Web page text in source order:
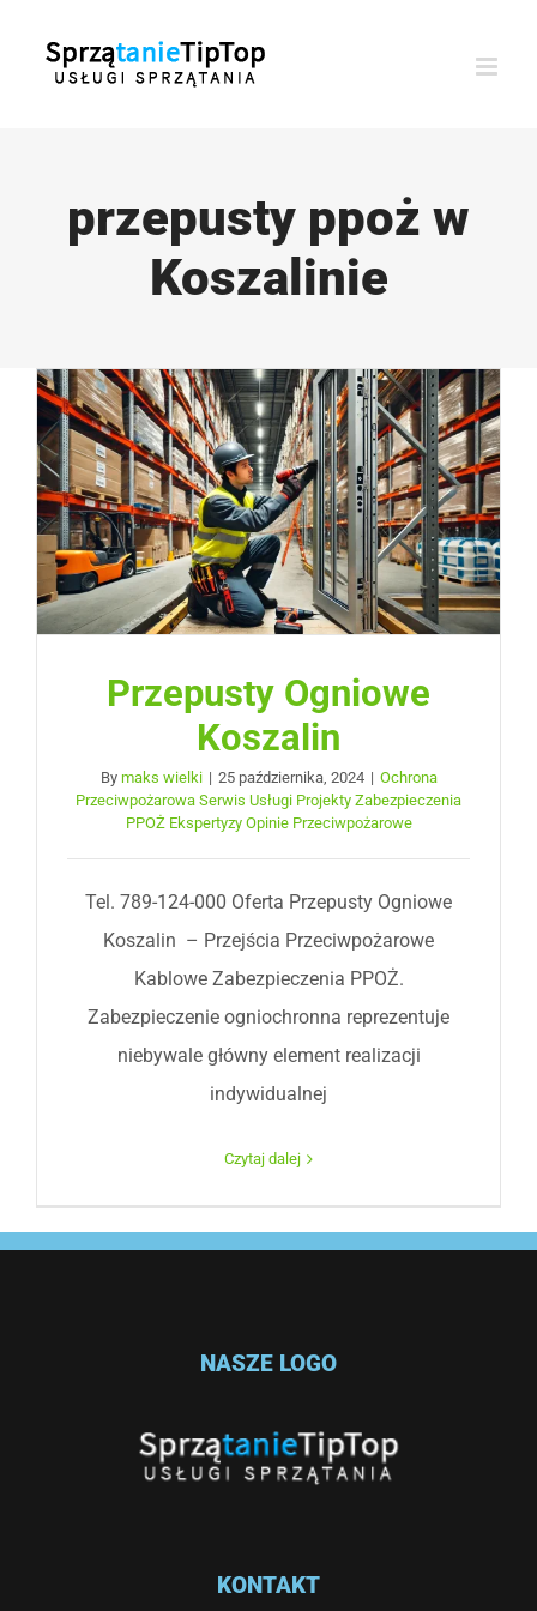
przepusty ppoż w
Koszalinie
Przepusty Ogniowe
Koszalin
By maks wielki | 25 października, 2024 | Ochrona
Przeciwpożarowa Serwis Usługi Projekty Zabezpieczenia
PPOŻ Ekspertyzy Opinie Przeciwpożarowe
Tel. 789-124-000 Oferta Przepusty Ogniowe
Koszalin – Przejścia Przeciwpożarowe
Kablowe Zabezpieczenia PPOŻ.
Zabezpieczenie ogniochronna reprezentuje
niebywale główny element realizacji
indywidualnej
Czytaj dalej
NASZE LOGO
KONTAKT